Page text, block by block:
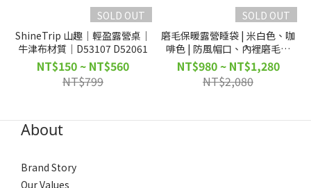
SOLD OUT
ShineTrip 山趣｜輕盈露營桌｜
牛津布材質｜D53107 D52061
NT$150 ~ NT$560
NT$799
SOLD OUT
磨毛保暖露營睡袋 | 米白色、咖
啡色 | 防風帽口、內裡磨毛保
暖、降噪音設計| D54005
NT$980 ~ NT$1,280
NT$2,080
About
Brand Story
Our Values